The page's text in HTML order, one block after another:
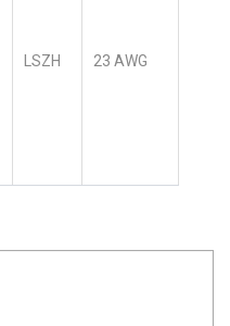
LSZH 23 AWG